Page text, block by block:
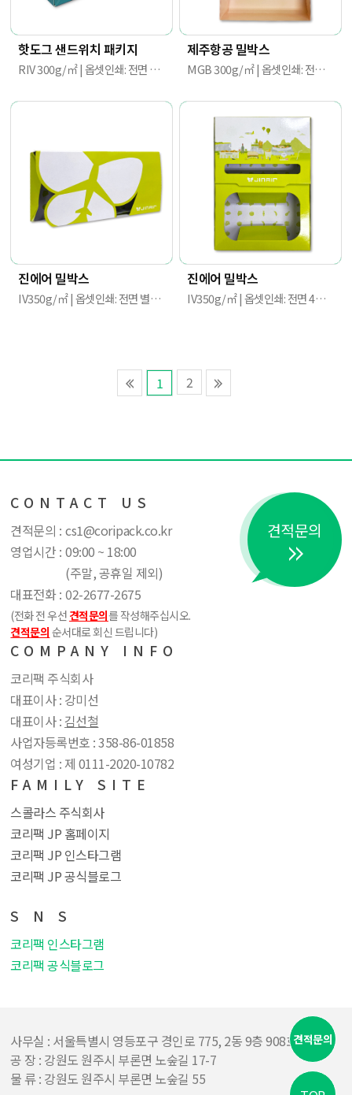
핫도그 샌드위치 패키지
RIV 300g/㎡ | 옵셋인쇄: 전면 4도 | 190mm X 80mm X 70mm
제주항공 밀박스
MGB 300g/㎡ | 옵셋인쇄: 전면 별색 3도 / 후면 별색1도 | 240mm X 170mm X 48mm
진에어 밀박스
IV350g/㎡ | 옵셋인쇄: 전면 별색 1도 / 후면 4도+별색 1도 | 230mm X 115mm X 50mm
진에어 밀박스
IV350g/㎡ | 옵셋인쇄: 전면 4도+별색 1도 / 후면 별색 1도 | 269mm X 188mm X 50mm
1 2
견적문의
CONTACT US
견적문의 : cs1@coripack.co.kr
영업시간 : 09:00 ~ 18:00
(주말, 공휴일 제외)
대표전화 : 02-2677-2675
(전화 전 우선 견적문의를 작성해주십시오.
견적문의 순서대로 회신 드립니다)
COMPANY INFO
코리팩 주식회사
대표이사 : 강미선
대표이사 : 김선철
사업자등록번호 : 358​-86​-01858
여성기업 : 제 0111​-2020​-10782
FAMILY SITE
스콜라스 주식회사
코리팩 JP 홈페이지
코리팩 JP 인스타그램
코리팩 JP 공식블로그
S N S
코리팩 인스타그램
코리팩 공식블로그
견적문의
사무실 : 서울특별시 영등포구 경인로 775, 2동 9층 908호
공 장 : 강원도 원주시 부론면 노숲길 17-7
물 류 : 강원도 원주시 부론면 노숲길 55